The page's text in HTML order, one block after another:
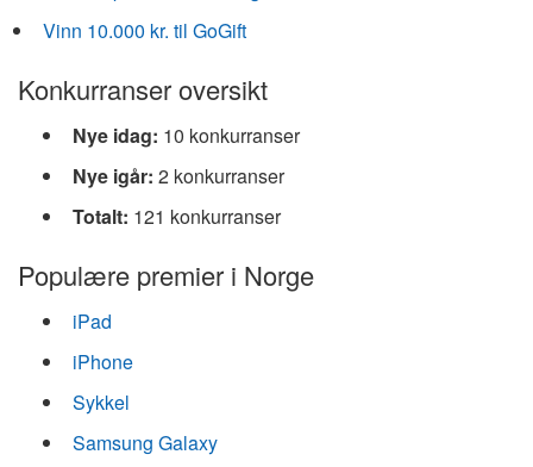
Vinn 10.000 kr. til GoGift
Konkurranser oversikt
Nye idag: 10 konkurranser
Nye igår: 2 konkurranser
Totalt: 121 konkurranser
Populære premier i Norge
iPad
iPhone
Sykkel
Samsung Galaxy